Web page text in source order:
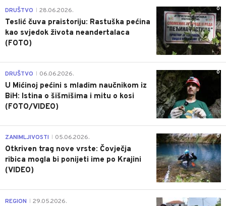
0
DRUŠTVO 28.06.2026.
Teslić čuva praistoriju: Rastuška pećina
kao svjedok života neandertalaca
(FOTO)
0
DRUŠTVO 06.06.2026.
U Mićinoj pećini s mladim naučnikom iz
BiH: Istina o šišmišima i mitu o kosi
(FOTO/VIDEO)
0
ZANIMLJIVOSTI 05.06.2026.
Otkriven trag nove vrste: Čovječja
ribica mogla bi ponijeti ime po Krajini
(VIDEO)
0
REGION 29.05.2026.